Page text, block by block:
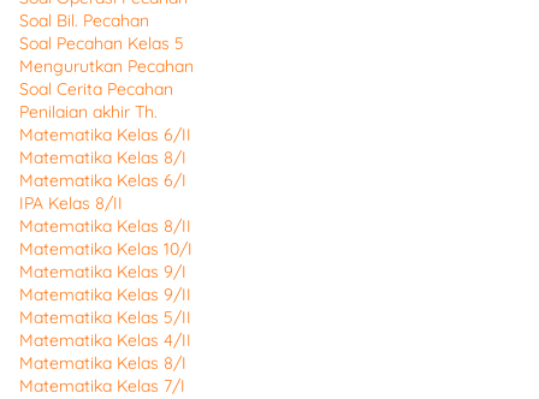
Soal Bil. Pecahan
Soal Pecahan Kelas 5
Mengurutkan Pecahan
Soal Cerita Pecahan
Penilaian akhir Th.
Matematika Kelas 6/II
Matematika Kelas 8/I
Matematika Kelas 6/I
IPA Kelas 8/II
Matematika Kelas 8/II
Matematika Kelas 10/I
Matematika Kelas 9/I
Matematika Kelas 9/II
Matematika Kelas 5/II
Matematika Kelas 4/II
Matematika Kelas 8/I
Matematika Kelas 7/I